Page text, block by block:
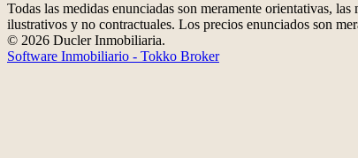
Todas las medidas enunciadas son meramente orientativas,
ilustrativos y no contractuales. Los precios enunciados son
© 2026 Ducler Inmobiliaria.
Software Inmobiliario - Tokko Broker